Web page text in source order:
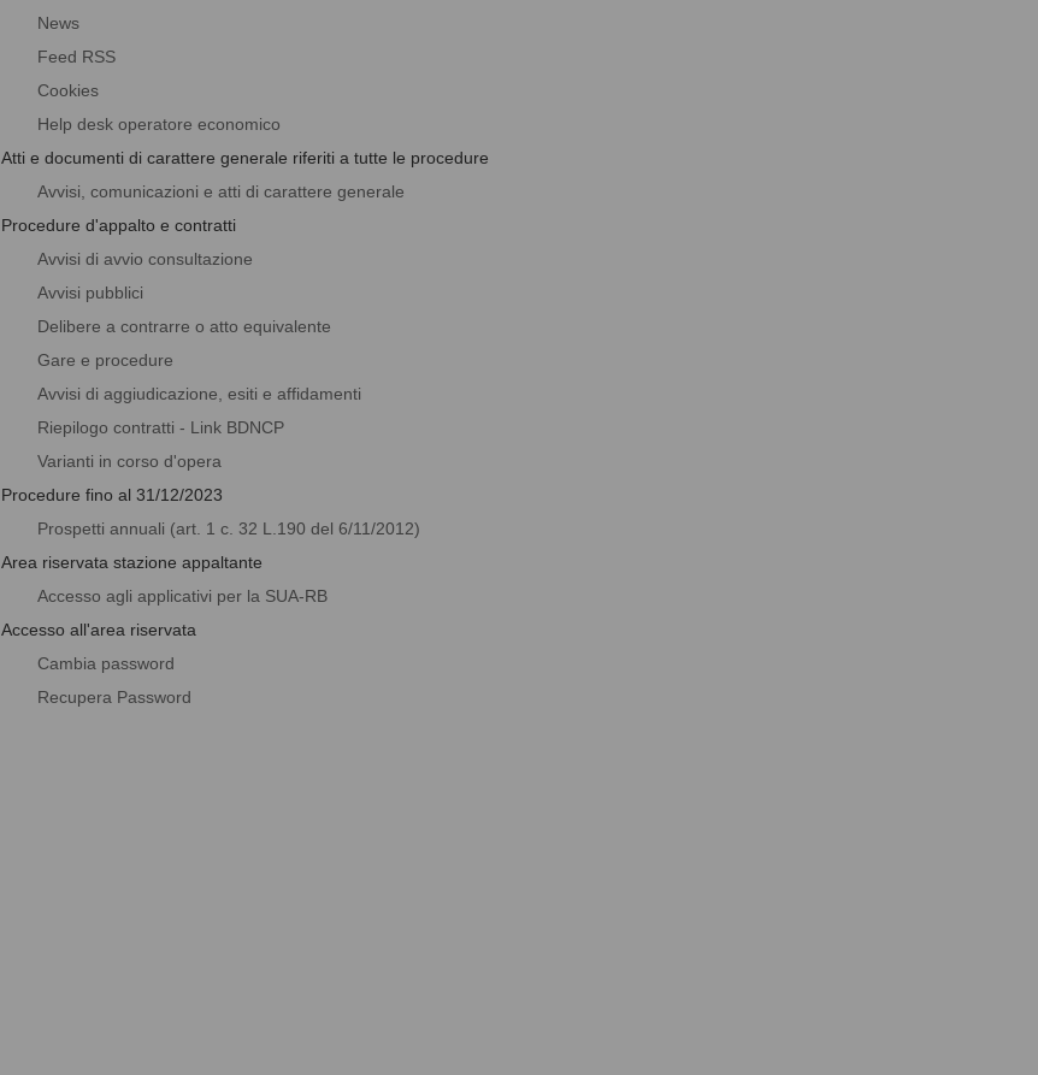
News
Feed RSS
Cookies
Help desk operatore economico
Atti e documenti di carattere generale riferiti a tutte le procedure
Avvisi, comunicazioni e atti di carattere generale
Procedure d'appalto e contratti
Avvisi di avvio consultazione
Avvisi pubblici
Delibere a contrarre o atto equivalente
Gare e procedure
Avvisi di aggiudicazione, esiti e affidamenti
Riepilogo contratti - Link BDNCP
Varianti in corso d'opera
Procedure fino al 31/12/2023
Prospetti annuali (art. 1 c. 32 L.190 del 6/11/2012)
Area riservata stazione appaltante
Accesso agli applicativi per la SUA-RB
Accesso all'area riservata
Cambia password
Recupera Password